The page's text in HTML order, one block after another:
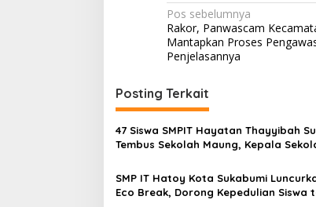
N
a
v
i
g
a
s
i
p
Pos sebelumnya
Rakor, Panwascam
Mantapkan Proses
Penjelasannya
Posting Terkait
47 Siswa SMPIT Hayatan Thayyibah
Tembus Sekolah Maung, Kepala
SMP IT Hatoy Kota Sukabumi
Eco Break, Dorong Kepedulian Siswa